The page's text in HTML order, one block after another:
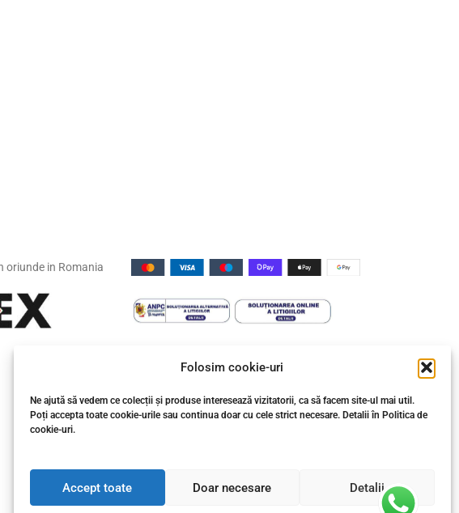
Folosim cookie-uri
Ne ajută să vedem ce colecții și produse interesează vizitatorii, ca să facem site-ul mai util.
Poți accepta toate cookie-urile sau continua doar cu cele strict necesare. Detalii în Politica de
cookie-uri.
Accept toate Doar necesare Detalii
oriunde in Romania